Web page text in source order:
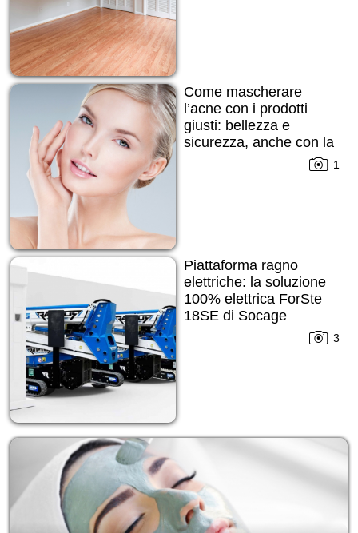
Come mascherare
l’acne con i prodotti
giusti: bellezza e
sicurezza, anche con la
1
Piattaforma ragno
elettriche: la soluzione
100% elettrica ForSte
18SE di Socage
3